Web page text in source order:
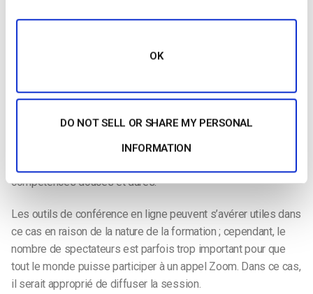
OK
DO NOT SELL OR SHARE MY PERSONAL
INFORMATION
formations de routine se font en ligne.
Vous pouvez organiser de nombreux types de sessions de
permet aux stagiaires d’accéder plus facilement à des
informations cruciales après la session. Ils peuvent réécouter
compétences douces et dures.
Les outils de conférence en ligne peuvent s’avérer utiles dans
ce cas en raison de la nature de la formation ; cependant, le
nombre de spectateurs est parfois trop important pour que
tout le monde puisse participer à un appel Zoom. Dans ce cas,
il serait approprié de diffuser la session.